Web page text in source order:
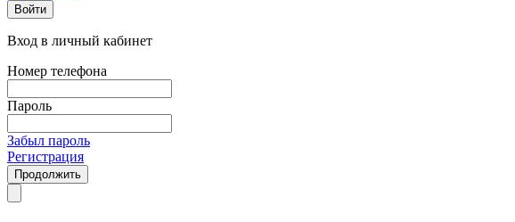
Войти
Вход в личный кабинет
Номер телефона
Пароль
Забыл пароль
Регистрация
Продолжить